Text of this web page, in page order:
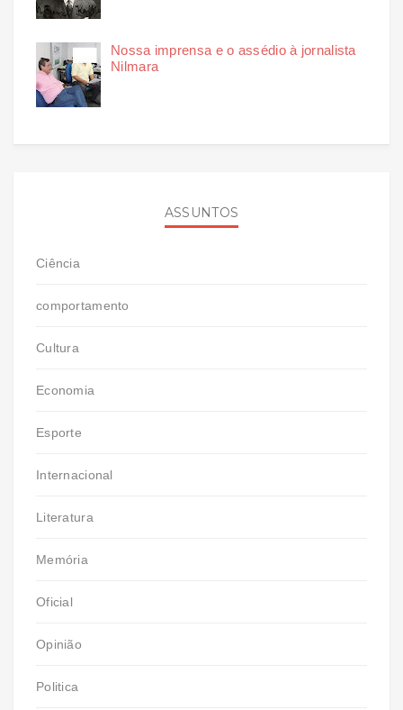
Nossa imprensa e o assédio à jornalista
Nilmara
ASSUNTOS
Ciência
comportamento
Cultura
Economia
Esporte
Internacional
Literatura
Memória
Oficial
Opinião
Politica